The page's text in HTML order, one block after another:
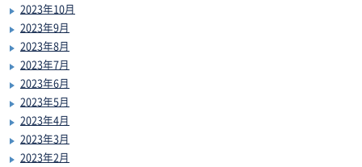
2023年10月
2023年9月
2023年8月
2023年7月
2023年6月
2023年5月
2023年4月
2023年3月
2023年2月